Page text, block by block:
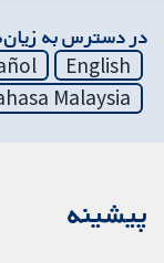
در دسترس به
English
Malaysia
پیشینه